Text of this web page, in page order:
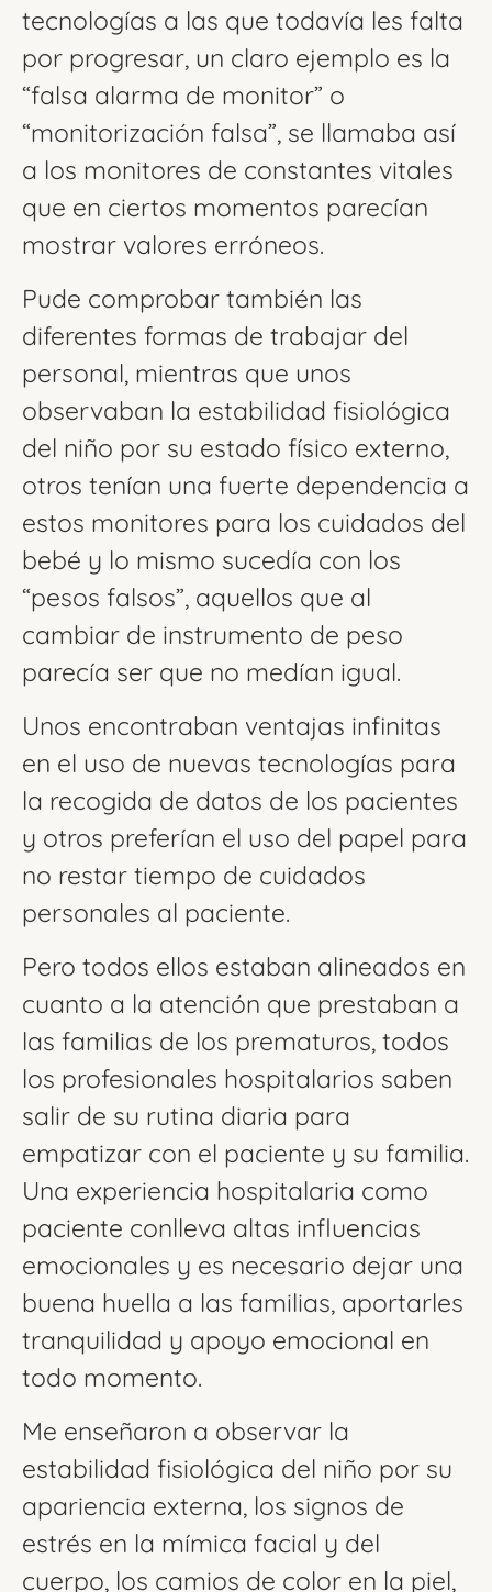
tecnologías a las que todavía les falta
por progresar, un claro ejemplo es la
“falsa alarma de monitor” o
“monitorización falsa”, se llamaba así
a los monitores de constantes vitales
que en ciertos momentos parecían
mostrar valores erróneos.
Pude comprobar también las
diferentes formas de trabajar del
personal, mientras que unos
observaban la estabilidad fisiológica
del niño por su estado físico externo,
otros tenían una fuerte dependencia a
estos monitores para los cuidados del
bebé y lo mismo sucedía con los
“pesos falsos”, aquellos que al
cambiar de instrumento de peso
parecía ser que no medían igual.
Unos encontraban ventajas infinitas
en el uso de nuevas tecnologías para
la recogida de datos de los pacientes
y otros preferían el uso del papel para
no restar tiempo de cuidados
personales al paciente.
Pero todos ellos estaban alineados en
cuanto a la atención que prestaban a
las familias de los prematuros, todos
los profesionales hospitalarios saben
salir de su rutina diaria para
empatizar con el paciente y su familia.
Una experiencia hospitalaria como
paciente conlleva altas influencias
emocionales y es necesario dejar una
buena huella a las familias, aportarles
tranquilidad y apoyo emocional en
todo momento.
Me enseñaron a observar la
estabilidad fisiológica del niño por su
apariencia externa, los signos de
estrés en la mímica facial y del
cuerpo, los camios de color en la piel,